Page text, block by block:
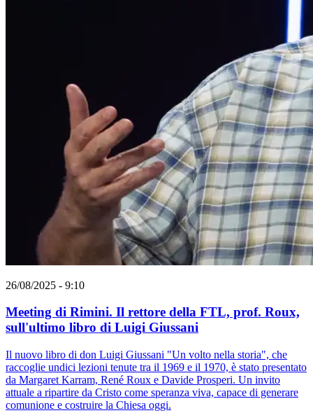
26/08/2025 - 9:10
Meeting di Rimini. Il rettore della FTL, prof. Roux,
sull'ultimo libro di Luigi Giussani
Il nuovo libro di don Luigi Giussani "Un volto nella storia", che
raccoglie undici lezioni tenute tra il 1969 e il 1970, è stato presentato
da Margaret Karram, René Roux e Davide Prosperi. Un invito
attuale a ripartire da Cristo come speranza viva, capace di generare
comunione e costruire la Chiesa oggi.